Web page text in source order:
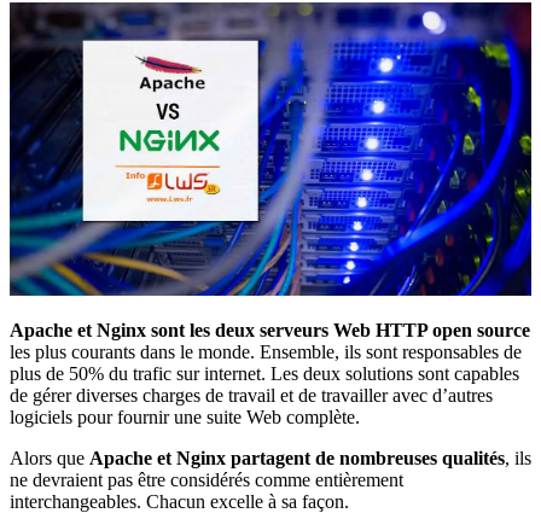
Apache et Nginx sont les deux serveurs Web HTTP open source
les plus courants dans le monde. Ensemble, ils sont responsables de
plus de 50% du trafic sur internet. Les deux solutions sont capables
de gérer diverses charges de travail et de travailler avec d’autres
logiciels pour fournir une suite Web complète.
Alors que Apache et Nginx partagent de nombreuses qualités, ils
ne devraient pas être considérés comme entièrement
interchangeables. Chacun excelle à sa façon.